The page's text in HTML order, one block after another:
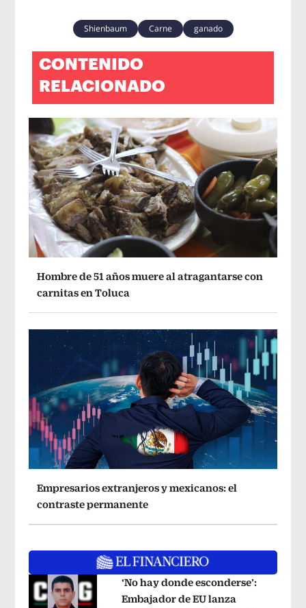
Shienbaum Carne ganado
CONTENIDO
RELACIONADO
Hombre de 51 años muere al atragantarse con
carnitas en Toluca
Empresarios extranjeros y mexicanos: el
contraste permanente
‘No hay donde esconderse’:
Embajador de EU lanza